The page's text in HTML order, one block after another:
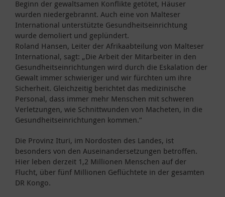
Beginn der gewaltsamen Konflikte getötet, Häuser
wurden niedergebrannt. Auch eine von Malteser
International unterstützte Gesundheitseinrichtung
wurde demoliert und geplündert.
Roland Hansen, Leiter der Afrikaabteilung von Malteser
International, sagt: „Die Arbeit der Mitarbeiter in den
Gesundheitseinrichtungen wird durch die Eskalation der
Gewalt immer schwieriger und wir fürchten um ihre
Sicherheit. Gleichzeitig berichtet das medizinische
Personal, dass immer mehr Menschen mit schweren
Verletzungen, wie Schnittwunden von Macheten, in die
Gesundheitseinrichtungen kommen.“
Die Provinz Ituri, im Nordosten des Landes, ist
besonders von den Auseinandersetzungen betroffen.
Hier leben derzeit 1,2 Millionen Menschen auf der
Flucht, über fünf Millionen Geflüchtete in der gesamten
DR Kongo.